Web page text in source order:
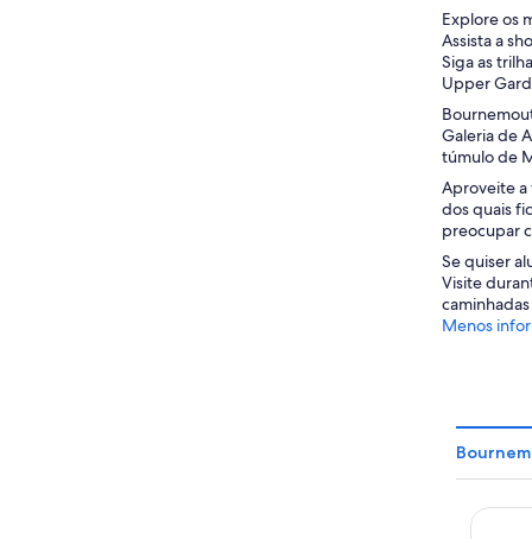
Explore os
Assista a
Siga as
Upper
Galeria de
túmulo de
Aproveite a
dos quais
preocupar
Se quiser
Visite
Menos
Laguna